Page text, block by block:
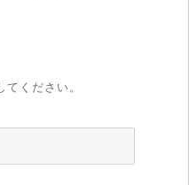
てください。